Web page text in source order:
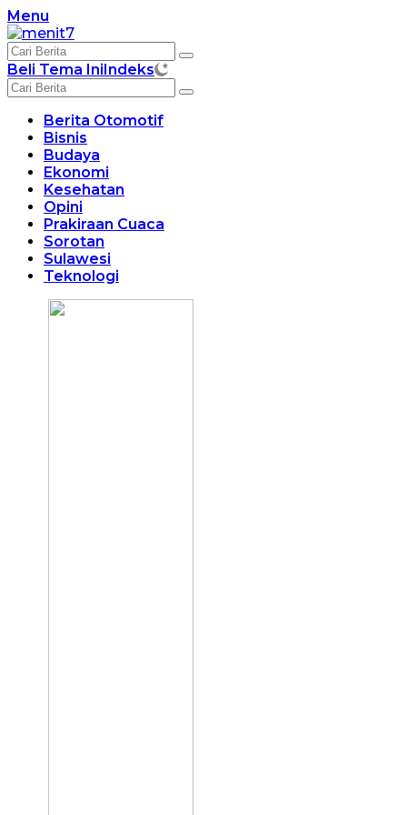
Langsung
ke
konten
Menu
Beli Tema IniIndeks
Berita Otomotif
Bisnis
Budaya
Ekonomi
Kesehatan
Opini
Prakiraan Cuaca
Sorotan
Sulawesi
Teknologi